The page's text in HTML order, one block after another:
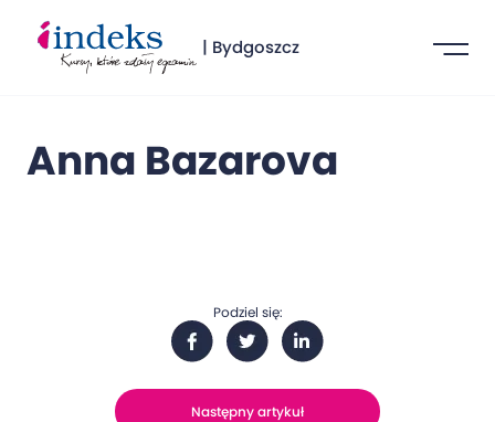
| Bydgoszcz
Anna Bazarova
Podziel się:
Następny artykuł